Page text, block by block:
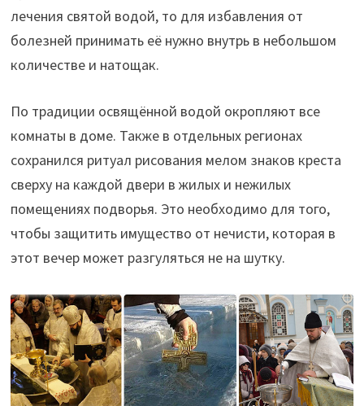
лечения святой водой, то для избавления от
болезней принимать её нужно внутрь в небольшом
количестве и натощак.
По традиции освящённой водой окропляют все
комнаты в доме. Также в отдельных регионах
сохранился ритуал рисования мелом знаков креста
сверху на каждой двери в жилых и нежилых
помещениях подворья. Это необходимо для того,
чтобы защитить имущество от нечисти, которая в
этот вечер может разгуляться не на шутку.